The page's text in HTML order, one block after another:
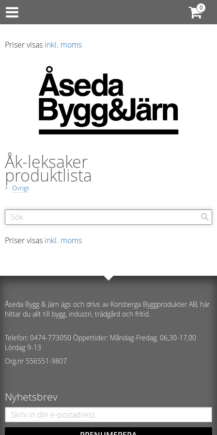
Priser visas inkl. moms
Åk-leksaker
produktlista
Övrigt
Priser visas inkl. moms
Åseda Bygg & Järn ägs och drivs av Korsberga Byggprodukter AB, här
hittar du allt till bygg, industri, trädgård och fritid.
Telefon: 0474-773050 Öppettider: Måndag-Fredag, 06,30-17,00
Lördag 9-13
Org.nr 556551-9807
Nyhetsbrev